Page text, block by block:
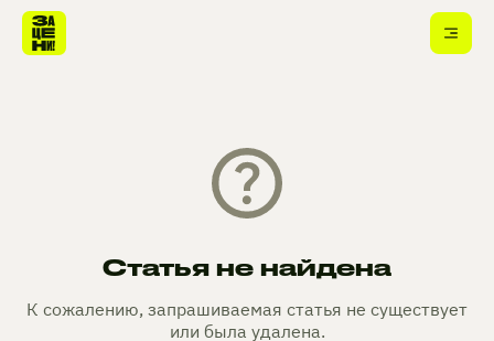
Статья не найдена
К сожалению, запрашиваемая статья не существует
или была удалена.